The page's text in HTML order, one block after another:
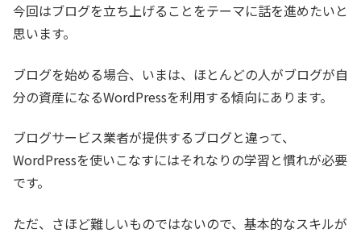
今回はブログを立ち上げることをテーマに話を進めたいと
思います。
ブログを始める場合、いまは、ほとんどの人がブログが自
分の資産になるWordPressを利用する傾向にあります。
ブログサービス業者が提供するブログと違って、
WordPressを使いこなすにはそれなりの学習と慣れが必要
です。
ただ、さほど難しいものではないので、基本的なスキルが